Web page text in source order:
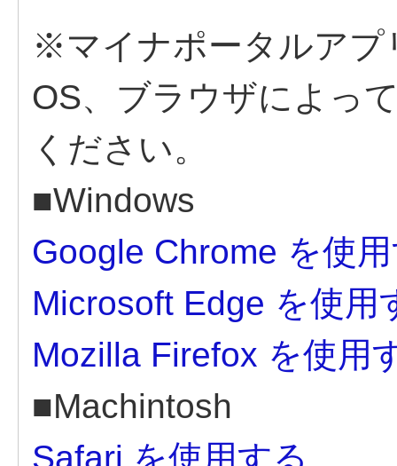
※マイナポータルアプ
OS、ブラウザによっ
ください。
■Windows
Google Chrome を使
Microsoft Edge を使用
Mozilla Firefox を使用
■Machintosh
Safari を使用する